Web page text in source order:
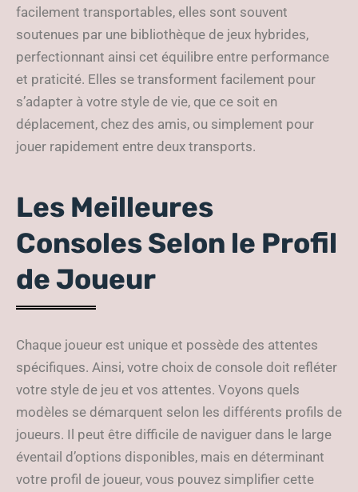
facilement transportables, elles sont souvent
soutenues par une bibliothèque de jeux hybrides,
perfectionnant ainsi cet équilibre entre performance
et praticité. Elles se transforment facilement pour
s’adapter à votre style de vie, que ce soit en
déplacement, chez des amis, ou simplement pour
jouer rapidement entre deux transports.
Les Meilleures
Consoles Selon le Profil
de Joueur
Chaque joueur est unique et possède des attentes
spécifiques. Ainsi, votre choix de console doit refléter
votre style de jeu et vos attentes. Voyons quels
modèles se démarquent selon les différents profils de
joueurs. Il peut être difficile de naviguer dans le large
éventail d’options disponibles, mais en déterminant
votre profil de joueur, vous pouvez simplifier cette